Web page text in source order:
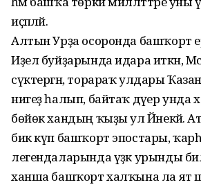
иҫәпләй.
Алтын Урҙа осоронда башҡорт
Иҙел буйҙарында идара иткән,
сүктергән, торараҡ улдары
нигеҙ һалып, байтаҡ дәүер унда
бөйөк хандың ҡыҙы ул Йәнекәй.
бик күп башҡорт эпостары,
легендаларында үҙәк урынды
ханша башҡорт халҡына ла ят